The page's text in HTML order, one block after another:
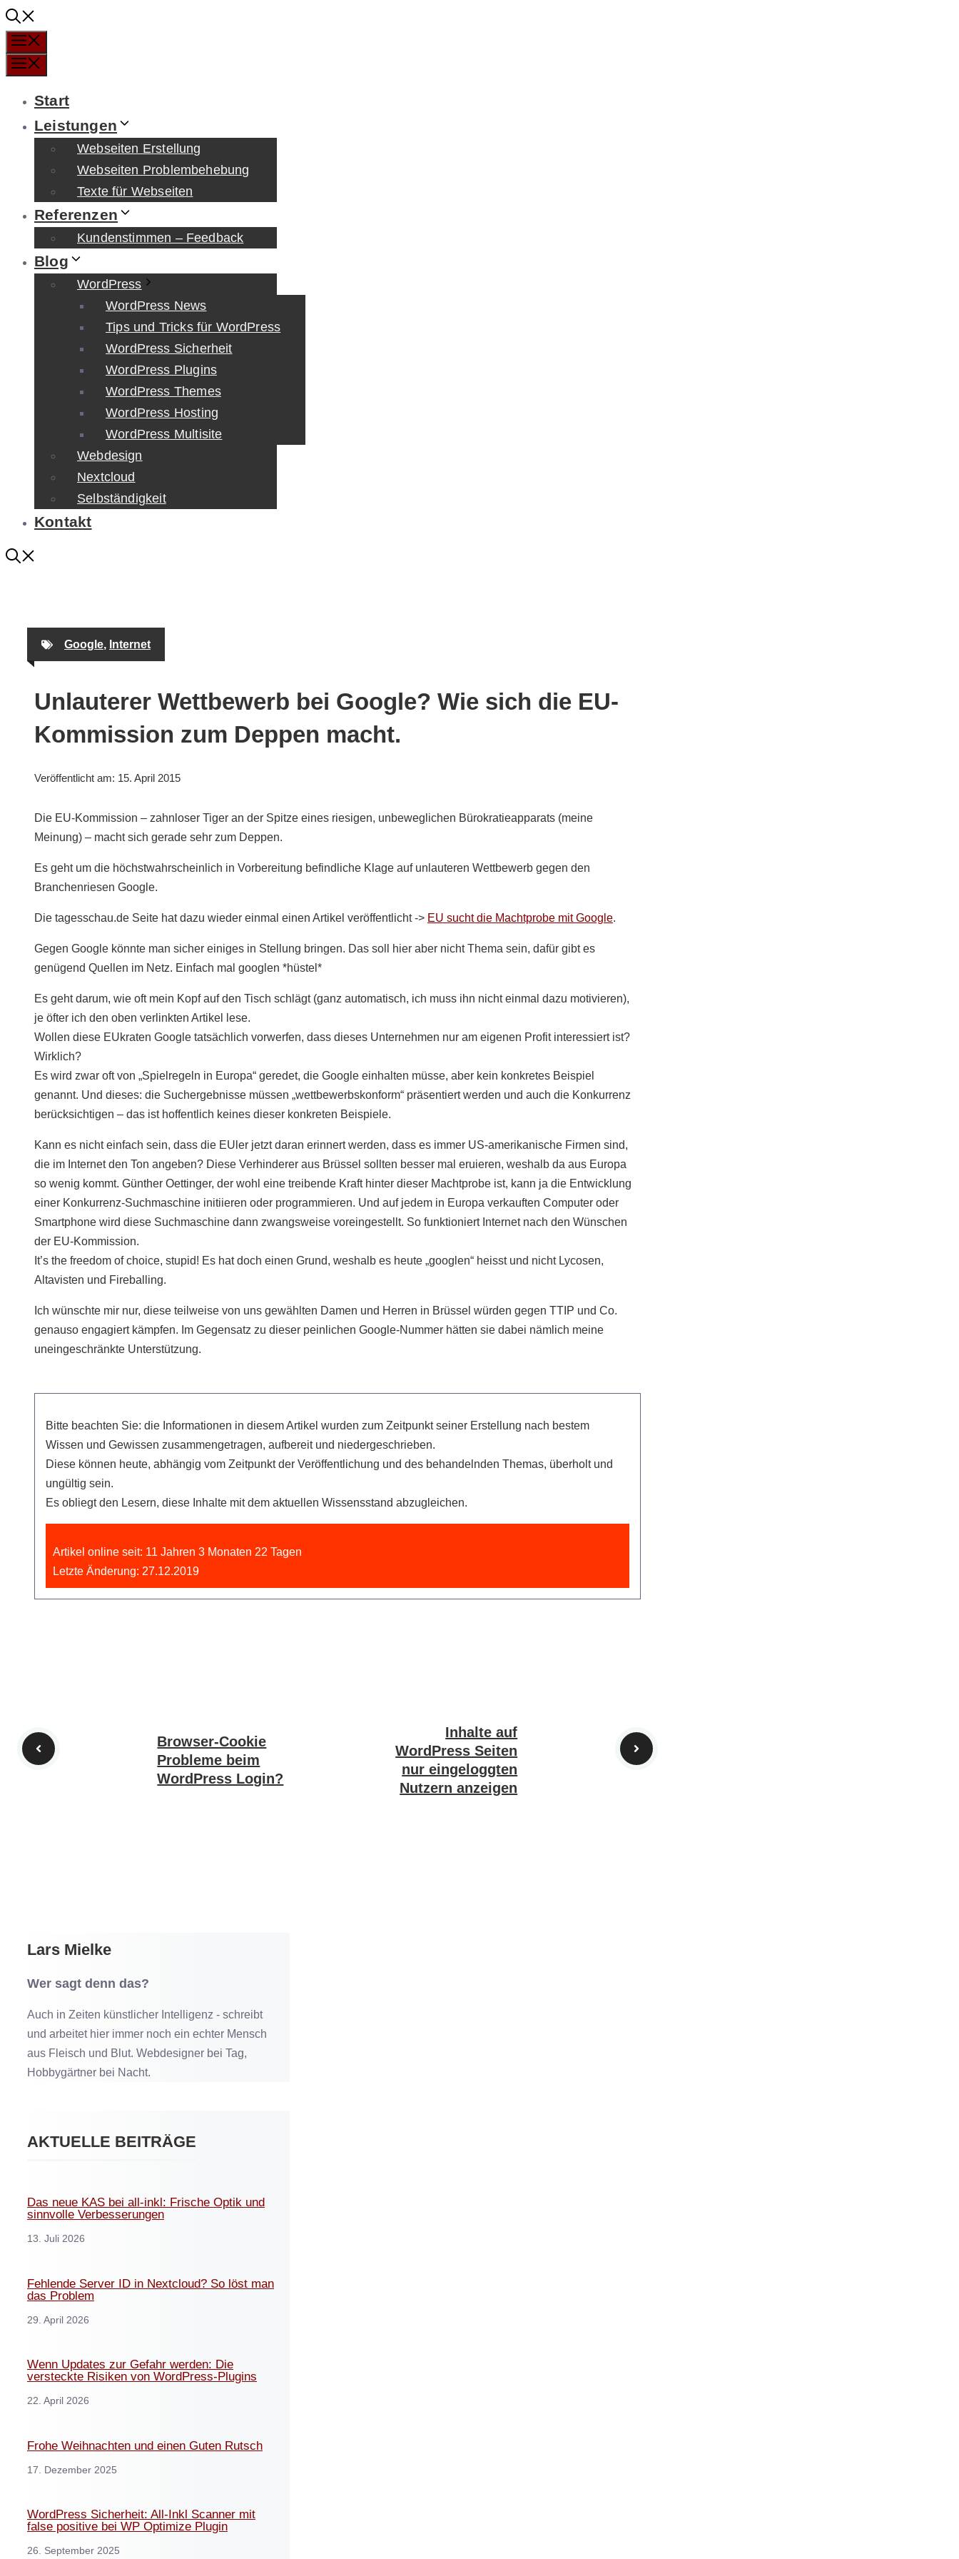
Zum
Inhalt
springen
Start
Leistungen
Webseiten Erstellung
Webseiten Problembehebung
Texte für Webseiten
Referenzen
Kundenstimmen – Feedback
Blog
WordPress
WordPress News
Tips und Tricks für WordPress
WordPress Sicherheit
WordPress Plugins
WordPress Themes
WordPress Hosting
WordPress Multisite
Webdesign
Nextcloud
Selbständigkeit
Kontakt
Google, Internet
Unlauterer Wettbewerb bei Google? Wie sich die EU-
Kommission zum Deppen macht.
Veröffentlicht am: 15. April 2015
Die EU-Kommission – zahnloser Tiger an der Spitze eines riesigen, unbeweglichen Bürokratieapparats (meine
Meinung) – macht sich gerade sehr zum Deppen.
Es geht um die höchstwahrscheinlich in Vorbereitung befindliche Klage auf unlauteren Wettbewerb gegen den
Branchenriesen Google.
Die tagesschau.de Seite hat dazu wieder einmal einen Artikel veröffentlicht -> EU sucht die Machtprobe mit Google.
Gegen Google könnte man sicher einiges in Stellung bringen. Das soll hier aber nicht Thema sein, dafür gibt es
genügend Quellen im Netz. Einfach mal googlen *hüstel*
Es geht darum, wie oft mein Kopf auf den Tisch schlägt (ganz automatisch, ich muss ihn nicht einmal dazu motivieren),
je öfter ich den oben verlinkten Artikel lese.
Wollen diese EUkraten Google tatsächlich vorwerfen, dass dieses Unternehmen nur am eigenen Profit interessiert ist?
Wirklich?
Es wird zwar oft von „Spielregeln in Europa“ geredet, die Google einhalten müsse, aber kein konkretes Beispiel
genannt. Und dieses: die Suchergebnisse müssen „wettbewerbskonform“ präsentiert werden und auch die Konkurrenz
berücksichtigen – das ist hoffentlich keines dieser konkreten Beispiele.
Kann es nicht einfach sein, dass die EUler jetzt daran erinnert werden, dass es immer US-amerikanische Firmen sind,
die im Internet den Ton angeben? Diese Verhinderer aus Brüssel sollten besser mal eruieren, weshalb da aus Europa
so wenig kommt. Günther Oettinger, der wohl eine treibende Kraft hinter dieser Machtprobe ist, kann ja die Entwicklung
einer Konkurrenz-Suchmaschine initiieren oder programmieren. Und auf jedem in Europa verkauften Computer oder
Smartphone wird diese Suchmaschine dann zwangsweise voreingestellt. So funktioniert Internet nach den Wünschen
der EU-Kommission.
It’s the freedom of choice, stupid! Es hat doch einen Grund, weshalb es heute „googlen“ heisst und nicht Lycosen,
Altavisten und Fireballing.
Ich wünschte mir nur, diese teilweise von uns gewählten Damen und Herren in Brüssel würden gegen TTIP und Co.
genauso engagiert kämpfen. Im Gegensatz zu dieser peinlichen Google-Nummer hätten sie dabei nämlich meine
uneingeschränkte Unterstützung.
Bitte beachten Sie: die Informationen in diesem Artikel wurden zum Zeitpunkt seiner Erstellung nach bestem
Wissen und Gewissen zusammengetragen, aufbereit und niedergeschrieben.
Diese können heute, abhängig vom Zeitpunkt der Veröffentlichung und des behandelnden Themas, überholt und
ungültig sein.
Es obliegt den Lesern, diese Inhalte mit dem aktuellen Wissensstand abzugleichen.
Artikel online seit: 11 Jahren 3 Monaten 22 Tagen
Letzte Änderung: 27.12.2019
Browser-Cookie
Probleme beim
WordPress Login?
Inhalte auf
WordPress Seiten
nur eingeloggten
Nutzern anzeigen
Lars Mielke
Wer sagt denn das?
Auch in Zeiten künstlicher Intelligenz - schreibt
und arbeitet hier immer noch ein echter Mensch
aus Fleisch und Blut. Webdesigner bei Tag,
Hobbygärtner bei Nacht.
AKTUELLE BEITRÄGE
Das neue KAS bei all-inkl: Frische Optik und
sinnvolle Verbesserungen
13. Juli 2026
Fehlende Server ID in Nextcloud? So löst man
das Problem
29. April 2026
Wenn Updates zur Gefahr werden: Die
versteckte Risiken von WordPress-Plugins
22. April 2026
Frohe Weihnachten und einen Guten Rutsch
17. Dezember 2025
WordPress Sicherheit: All-Inkl Scanner mit
false positive bei WP Optimize Plugin
26. September 2025